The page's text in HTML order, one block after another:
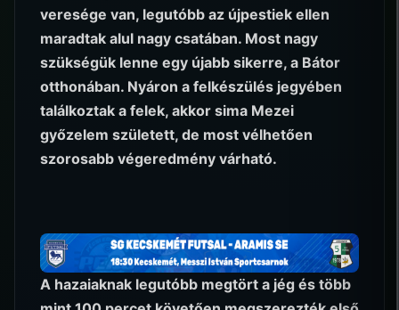
veresége van, legutóbb az újpestiek ellen
maradtak alul nagy csatában. Most nagy
szükségük lenne egy újabb sikerre, a Bátor
otthonában. Nyáron a felkészülés jegyében
találkoztak a felek, akkor sima Mezei
győzelem született, de most vélhetően
szorosabb végeredmény várható.
A hazaiaknak legutóbb megtört a jég és több